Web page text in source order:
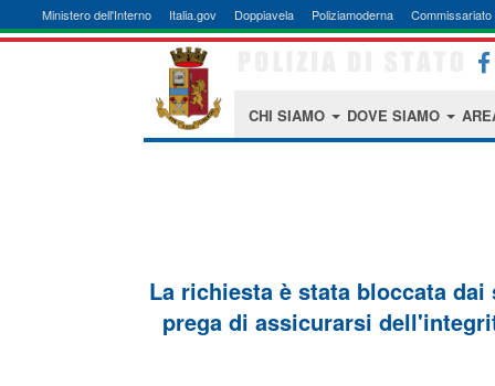
Ministero dell'Interno Italia.gov Doppiavela Poliziamoderna Commissariato
CHI SIAMO DOVE SIAMO
La richiesta è stata bloccata
prega di assicurarsi